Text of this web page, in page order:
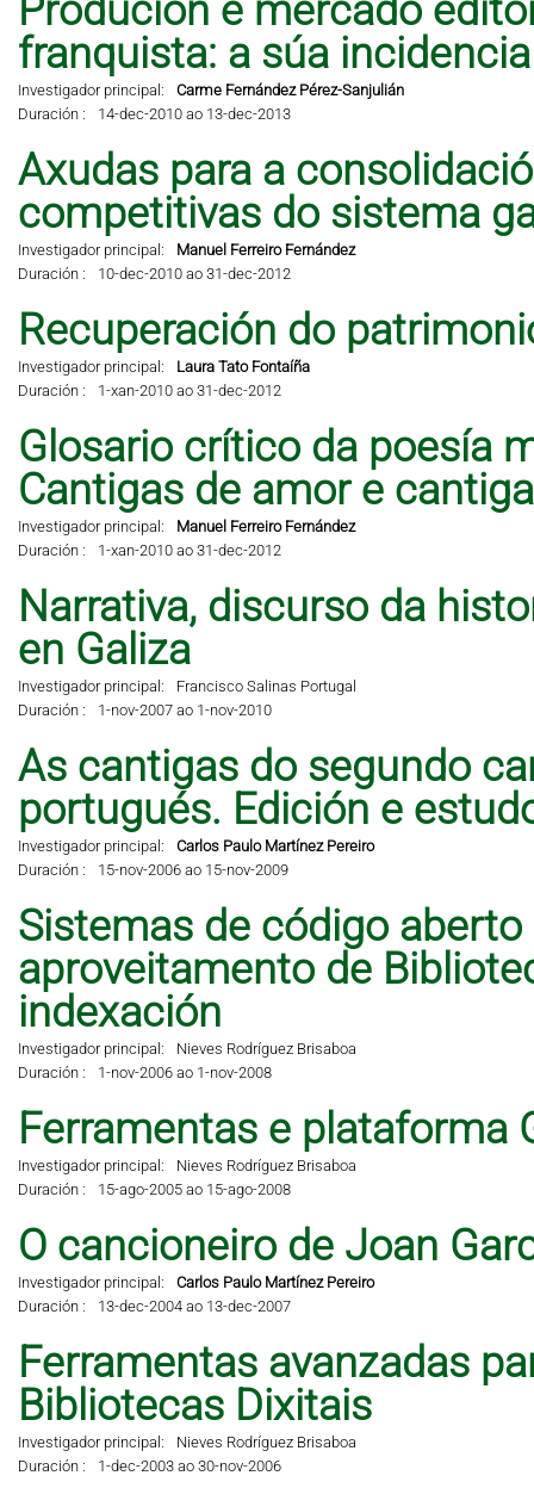
Produción e mercado
franquista: a súa
Investigador principal:
Carme Fernández Pérez-Sanjulián
Duración :
14-dec-2010 ao 13-dec-2013
Axudas para a
competitivas do sistema
Investigador principal:
Manuel Ferreiro Fernández
Duración :
10-dec-2010 ao 31-dec-2012
Recuperación do
Investigador principal:
Laura Tato Fontaíña
Duración :
1-xan-2010 ao 31-dec-2012
Glosario crítico da poesía
Cantigas de amor e
Investigador principal:
Manuel Ferreiro Fernández
Duración :
1-xan-2010 ao 31-dec-2012
Narrativa, discurso da
en Galiza
Investigador principal:
Francisco Salinas Portugal
Duración :
1-nov-2007 ao 1-nov-2010
As cantigas do segundo
portugués. Edición e
Investigador principal:
Carlos Paulo Martínez Pereiro
Duración :
15-nov-2006 ao 15-nov-2009
Sistemas de código
aproveitamento de
indexación
Investigador principal:
Nieves Rodríguez Brisaboa
Duración :
1-nov-2006 ao 1-nov-2008
Ferramentas e plataforma
Investigador principal:
Nieves Rodríguez Brisaboa
Duración :
15-ago-2005 ao 15-ago-2008
O cancioneiro de Joan
Investigador principal:
Carlos Paulo Martínez Pereiro
Duración :
13-dec-2004 ao 13-dec-2007
Ferramentas avanzadas
Bibliotecas Dixitais
Investigador principal:
Nieves Rodríguez Brisaboa
Duración :
1-dec-2003 ao 30-nov-2006